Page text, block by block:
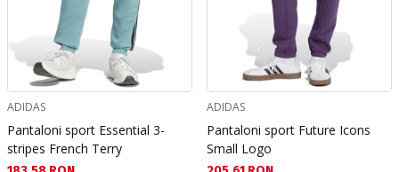
ADIDAS
Pantaloni sport Essential 3-
stripes French Terry
ADIDAS
Pantaloni sport Future Icons
Small Logo